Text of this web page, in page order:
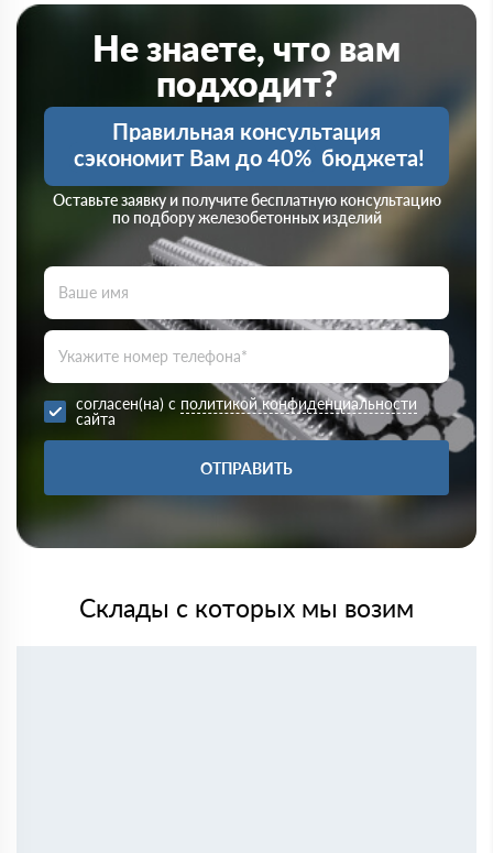
Не знаете, что вам
подходит?
Правильная консультация
сэкономит Вам до 40% бюджета!
Оставьте заявку и получите бесплатную консультацию
по подбору железобетонных изделий
согласен(на) с политикой конфиденциальности
сайта
ОТПРАВИТЬ
Склады с которых мы возим